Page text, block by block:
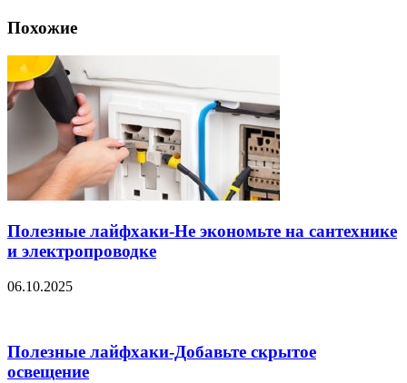
Похожие
Полезные лайфхаки-Не экономьте на сантехнике
и электропроводке
06.10.2025
Полезные лайфхаки-Добавьте скрытое
освещение